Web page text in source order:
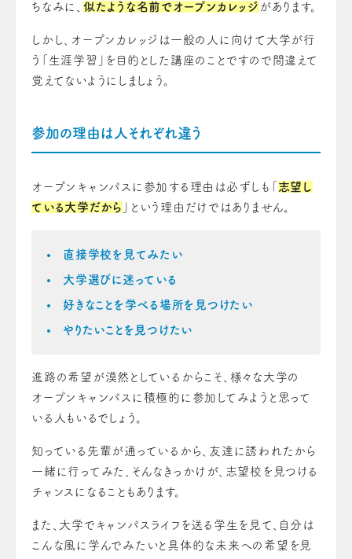
ちなみに、 似たような名前でオープンカレッジ があります。
しかし、オープンカレッジは一般の人に向けて大学が行
う「生涯学習」を目的とした講座のことですので間違えて
覚えてないようにしましょう。
参加の理由は人それぞれ違う
オープンキャンパスに参加する理由は必ずしも「 志望し
ている大学だから
」という理由だけではありません。
直接学校を見てみたい
大学選びに迷っている
好きなことを学べる場所を見つけたい
やりたいことを見つけたい
進路の希望が漠然としているからこそ、様々な大学の
オープンキャンパスに積極的に参加してみようと思って
いる人もいるでしょう。
知っている先輩が通っているから、友達に誘われたから
一緒に行ってみた、そんなきっかけが、志望校を見つける
チャンスになることもあります。
また、大学でキャンパスライフを送る学生を見て、自分は
こんな風に学んでみたいと具体的な未来への希望を見